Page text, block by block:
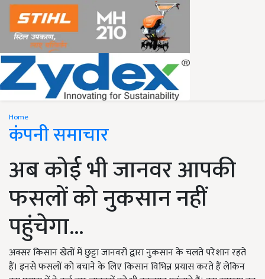
Home
कंपनी समाचार
अब कोई भी जानवर आपकी
फसलों को नुकसान नहीं
पहुंचेगा...
अक्सर किसान खेतों में छुट्टा जानवरों द्वारा नुकसान के चलते परेशान रहते
हैं। इनसे फसलों को बचाने के लिए किसान विभिन्न प्रयास करते हैं लेकिन